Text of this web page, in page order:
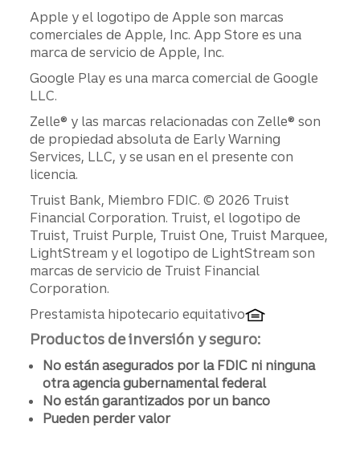
Apple y el logotipo de Apple son marcas
comerciales de Apple, Inc. App Store es una
marca de servicio de Apple, Inc.
Google Play es una marca comercial de Google
LLC.
Zelle® y las marcas relacionadas con Zelle® son
de propiedad absoluta de Early Warning
Services, LLC, y se usan en el presente con
licencia.
Divulgaciones
Truist Bank, Miembro FDIC. © 2026 Truist
Financial Corporation. Truist, el logotipo de
Truist, Truist Purple, Truist One, Truist Marquee,
LightStream y el logotipo de LightStream son
marcas de servicio de Truist Financial
Corporation.
Prestamista hipotecario equitativo
Productos de inversión y seguro:
No están asegurados por la FDIC ni ninguna
otra agencia gubernamental federal
No están garantizados por un banco
Pueden perder valor